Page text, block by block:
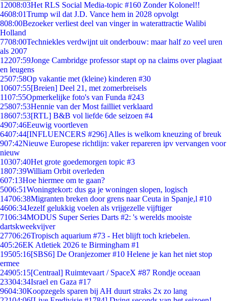
12008:03Het RLS Social Media-topic #160 Zonder Kolonel!!
4608:01Trump wil dat J.D. Vance hem in 2028 opvolgt
808:00Bezoeker verliest deel van vinger in waterattractie Walibi
Holland
7708:00Techniekles verdwijnt uit onderbouw: maar half zo veel uren
als 2007
12207:59Jonge Cambridge professor stapt op na claims over plagiaat
en leugens
2507:58Op vakantie met (kleine) kinderen #30
10607:55[Breien] Deel 21, met zomerbreisels
1107:55Opmerkelijke foto's van Funda #243
25807:53Hennie van der Most failliet verklaard
18607:53[RTL] B&B vol liefde 6de seizoen #4
4907:46Eeuwig voortleven
6407:44[INFLUENCERS #296] Alles is welkom kneuzing of breuk
907:42Nieuwe Europese richtlijn: vaker repareren ipv vervangen voor
nieuw
10307:40Het grote goedemorgen topic #3
1807:39William Orbit overleden
607:13Hoe hiermee om te gaan?
5006:51Woningtekort: dus ga je woningen slopen, logisch
14706:38Migranten breken door grens naar Ceuta in Spanje,l #10
4606:34Jezelf gelukkig voelen als vrijgezelle vijftiger
7106:34MODUS Super Series Darts #2: 's werelds mooiste
dartskweekvijver
27706:26Tropisch aquarium #73 - Het blijft toch kriebelen.
405:26EK Atletiek 2026 te Birmingham #1
19505:16[SBS6] De Oranjezomer #10 Helene je kan het niet stop
ermee
24905:15[Centraal] Ruimtevaart / SpaceX #87 Rondje oceaan
23304:34Israel en Gaza #17
9604:30Koopzegels sparen bij AH duurt straks 2x zo lang